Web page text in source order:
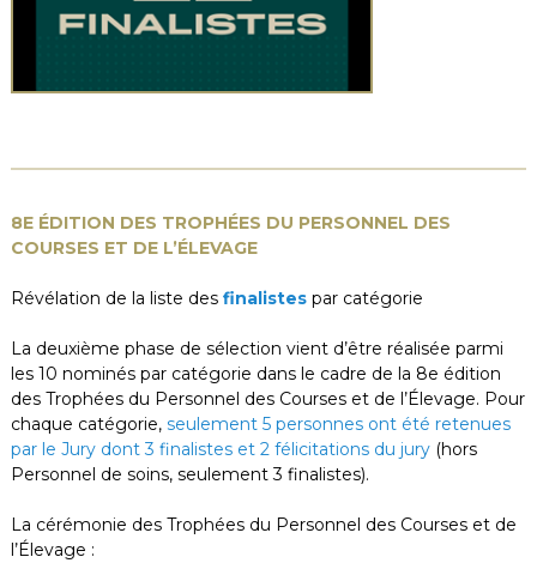
8E ÉDITION DES TROPHÉES DU PERSONNEL DES
COURSES ET DE L’ÉLEVAGE
Révélation de la liste des finalistespar catégorie
La deuxième phase de sélection vient d’être réalisée parmi
les 10 nominés par catégorie dans le cadre de la 8e édition
des Trophées du Personnel des Courses et de l’Élevage. Pour
chaque catégorie, seulement 5 personnes ont été retenues
par le Jury dont 3 finalistes et 2 félicitations du jury(hors
Personnel de soins, seulement 3 finalistes).
La cérémonie des Trophées du Personnel des Courses et de
l’Élevage :